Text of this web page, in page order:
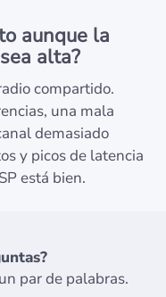
aunque la
alta?
compartido.
una mala
demasiado
y picos de latencia
está bien.
par de palabras.